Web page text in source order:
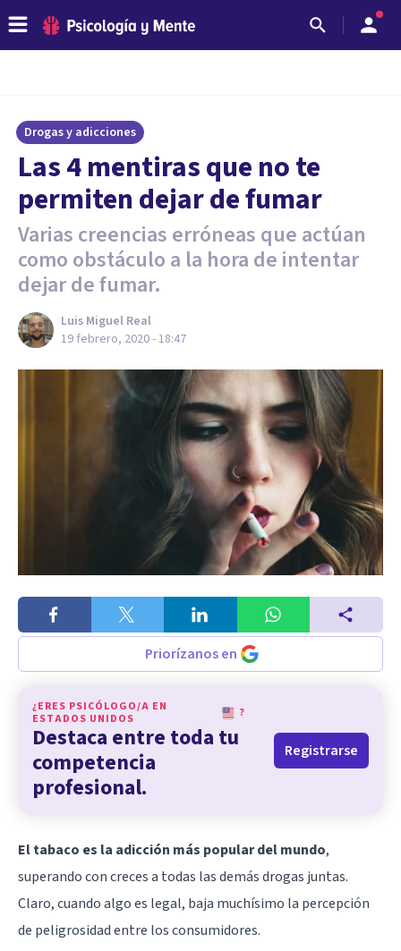
Drogas y adicciones
Las 4 mentiras que no te
permiten dejar de fumar
Varias creencias erróneas que actúan
como obstáculo a la hora de intentar
dejar de fumar.
Luis Miguel Real
19 febrero, 2020 - 18:47
Priorízanos en
¿ERES PSICÓLOGO/A EN
ESTADOS UNIDOS
?
Destaca entre toda tu
competencia
profesional.
Registrarse
El tabaco es la adicción más popular del mundo,
superando con creces a todas las demás drogas juntas.
Claro, cuando algo es legal, baja muchísimo la percepción
de peligrosidad entre los consumidores.